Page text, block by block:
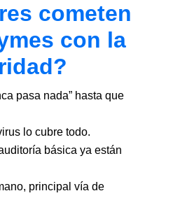
cometen
con la
pasa nada” hasta que
lo cubre todo.
básica ya están
principal vía de